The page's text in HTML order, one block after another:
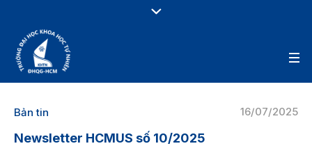
16/07/2025
Bản tin
Newsletter HCMUS số 10/2025